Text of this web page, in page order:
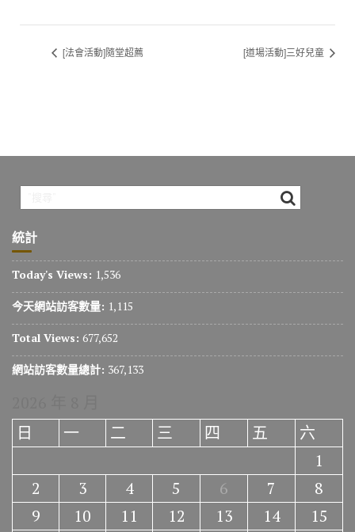
[法會活動]隨堂超薦 [道場活動]三好兒童
統計
Today's Views: 1,536
今天網站訪客數量: 1,115
Total Views: 677,652
網站訪客數量總計: 367,133
日
一 二 三 四 五
六
1
2
3 4 5 6 7
8
9
10 11 12 13 14
15